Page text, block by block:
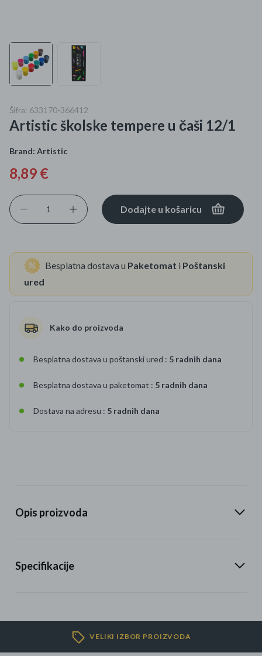
Specijalne kategorije
Čišćenje zaliha
Kišobrani akcija
Šifra: 633170-366412
Artistic školske tempere u čaši 12/1
Brand: Artistic
8,89 €
Dodajte u košaricu
Besplatna dostava u Paketomat i Poštanski
ured
Kako do proizvoda
Besplatna dostava u poštanski ured : 5 radnih dana
Besplatna dostava u paketomat : 5 radnih dana
Dostava na adresu : 5 radnih dana
Opis proizvoda
Specifikacije
VELIKI IZBOR PROIZVODA